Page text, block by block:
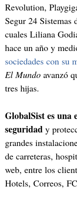
Revolution,
Segur 24 Sistemas
cuales Liliana
hace un año y
sociedades con su
El Mundo avanzó
tres hijas.
GlobalSist es una
seguridad y
grandes
de carreteras,
web, entre los
Hotels, Correos,